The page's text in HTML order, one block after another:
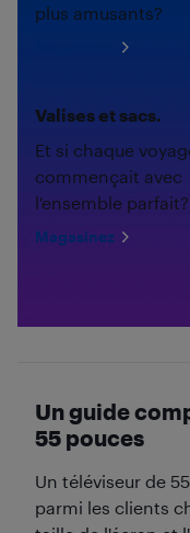
plus amusants?
Valises et sacs.
Et si chaque
commençait avec
l'ensemble parfait?
Magasinez
Un guide
55 pouces
Un téléviseur de
parmi les clients